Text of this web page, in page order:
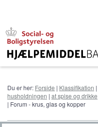
d
Du er her: Forside | Klassifikation |
husholdningen | at spise og drikke
| Forum - krus, glas og kopper